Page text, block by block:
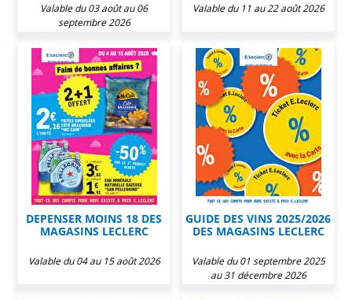
Valable du 03 août au 06
septembre 2026
Valable du 11 au 22 août 2026
DEPENSER MOINS 18 DES
MAGASINS LECLERC
Valable du 04 au 15 août 2026
GUIDE DES VINS 2025/2026
DES MAGASINS LECLERC
Valable du 01 septembre 2025
au 31 décembre 2026